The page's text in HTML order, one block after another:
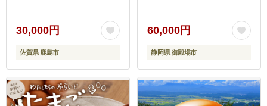
30,000円
佐賀県 鹿島市
御殿場産 ※北海道・沖
縄・離島への配送不可
60,000円
静岡県 御殿場市